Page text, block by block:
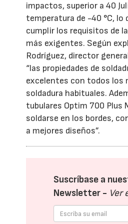
impactos, superior a 40
temperatura de -40 °C, lo
cumplir los requisitos de
más exigentes. Según
Rodríguez, director
“las propiedades de
excelentes con todos los
soldadura habituales.
tubulares Optim 700 Plus
soldarse en los bordes,
a mejores diseños”.
Suscríbase a
Newsletter - Ver